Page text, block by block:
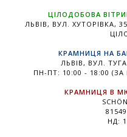
ЦІЛОДОБОВА
ЛЬВІВ, ВУЛ. ХУТОРІВКА,
КРАМНИЦЯ НА
ЛЬВІВ, ВУЛ.
ПН-ПТ: 10:00 - 18:00
КРАМНИЦЯ В
НД: